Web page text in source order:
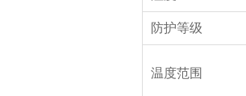
防护等级
温度范围